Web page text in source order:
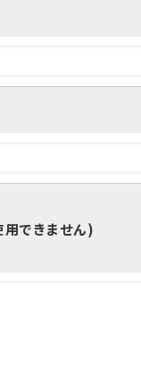
できません)